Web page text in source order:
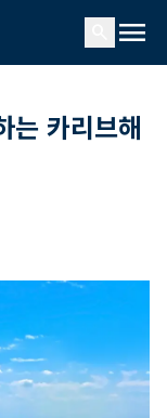
menu
는 카리브해